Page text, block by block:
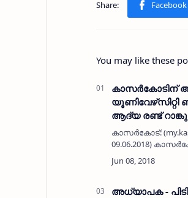
You may like these
കാസര്‍കോടിന്
യൂണിവേഴ്‌സിറ്റി
ആദ്യ രണ്ട്
കാസര്‍കോട്:
09.06.2018)
കണ്ണൂര്‍
ആദ്യ രണ്ട് റാങ്കും
അധ്യാപക -